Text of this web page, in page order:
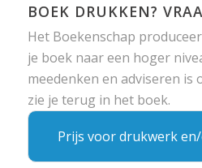
BOEK DRUKKEN?
Het Boekenschap
je boek naar een hoger
meedenken en adviseren is
zie je terug in het boek.
Prijs voor drukwerk